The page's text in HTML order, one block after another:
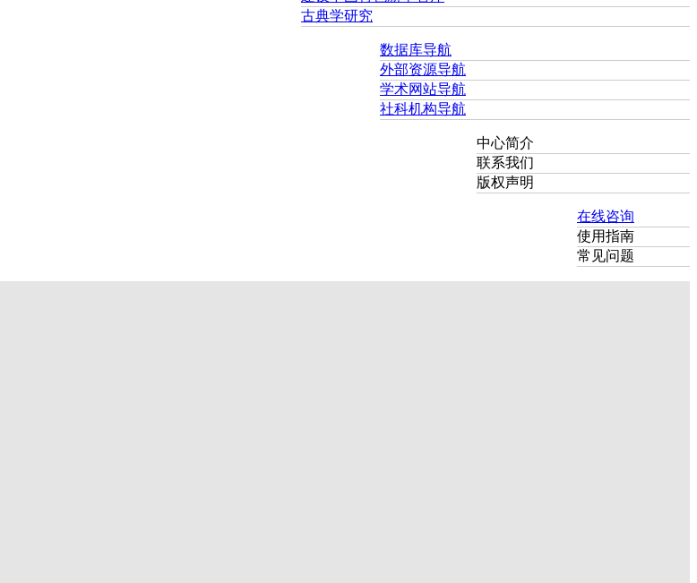
古典学研究
数据库导航
外部资源导航
学术网站导航
社科机构导航
中心简介
联系我们
版权声明
在线咨询
使用指南
常见问题